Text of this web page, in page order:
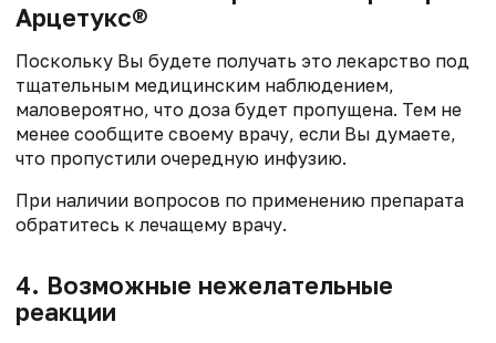
Арцетукс®
Поскольку Вы будете получать это лекарство под
тщательным медицинским наблюдением,
маловероятно, что доза будет пропущена. Тем не
менее сообщите своему врачу, если Вы думаете,
что пропустили очередную инфузию.
При наличии вопросов по применению препарата
обратитесь к лечащему врачу.
4. Возможные нежелательные
реакции